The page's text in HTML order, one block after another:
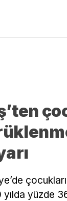
yılda yüzde